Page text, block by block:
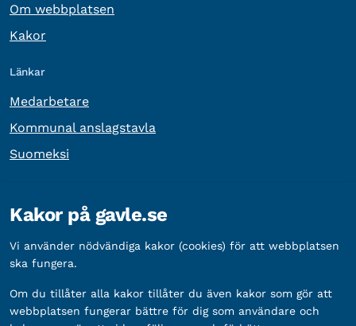
Om webbplatsen
Kakor
Länkar
Medarbetare
Kommunal anslagstavla
Suomeksi
Organisationsnummer: 212000-2338
Bankgironummer: 5888-2333
Kakor på gavle.se
Vi använder nödvändiga kakor (cookies) för att webbplatsen
ska fungera.
Om du tillåter alla kakor tillåter du även kakor som gör att
webbplatsen fungerar bättre för dig som användare och